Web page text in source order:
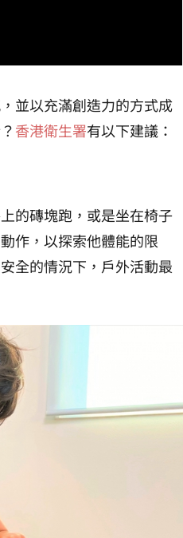
並以充滿創造力的方式成
香港衛生署有以下建議：
的磚塊跑，或是坐在椅子
作，以探索他體能的限
全的情況下，戶外活動最